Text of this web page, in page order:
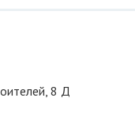
8 Д